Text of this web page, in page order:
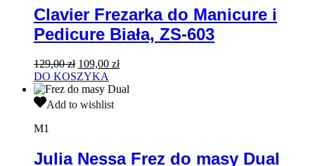
i
Pedicure
Biała,
ZS-
603
Clavier Frezarka do Manicure i
Pedicure Biała, ZS-603
129,00zł Pierwotna
cena
wynosiła:
129,00 zł.
109,00 złAktualna
wynosi:
DO KOSZYKA
Julia
Frez
masy
Add to wishlist
M1
Julia Nessa Frez do masy Dual